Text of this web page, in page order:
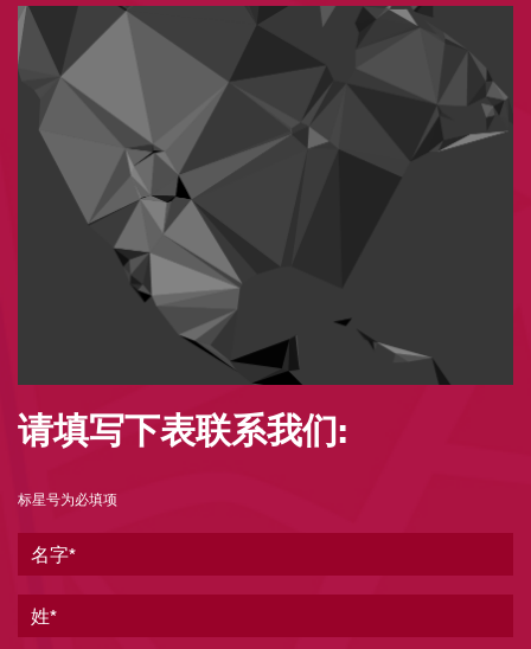
请填写下表联系我们:
标星号为必填项
名字